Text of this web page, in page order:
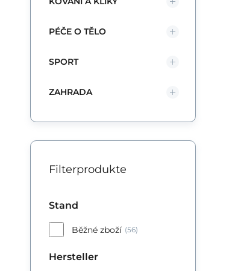
PÉČE O TĚLO
SPORT
ZAHRADA
Filterprodukte
Stand
Běžné zboží (56)
Hersteller